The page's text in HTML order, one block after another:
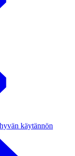
käytännön